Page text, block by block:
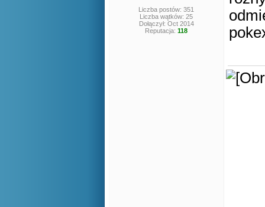
Liczba postów: 351
Liczba wątków: 25
Dołączył: Oct 2014
Reputacja: 118